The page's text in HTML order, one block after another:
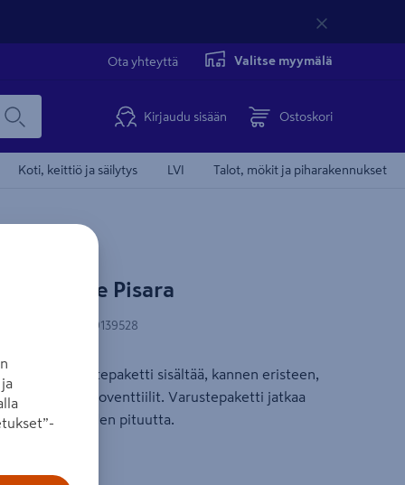
Ota yhteyttä Valitse myymälä
Kirjaudu sisään Ostoskori
Koti, keittiö ja säilytys LVI Talot, mökit ja piharakennukset
Pipelife Pisara
9010459139528
talvi-varustepaketti sisältää, kannen eristeen,
ilmanvaihtoventtiilit. Varustepaketti jatkaa
käyttökauden pituutta.